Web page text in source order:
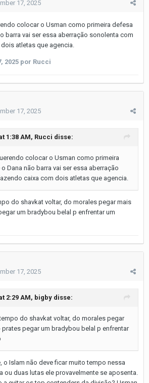
17, 2025
colocar o Usman como primeira defesa
barra vai ser essa aberração sonolenta com
atletas que agencia.
2025 por Rucci
17, 2025
1:38 AM, Rucci disse:
colocar o Usman como primeira
Dana não barra vai ser essa aberração
caixa com dois atletas que agencia.
do shavkat voltar, do morales pegar mais
um bradybou belal p enfrentar um
17, 2025
2:29 AM, bigby disse:
do shavkat voltar, do morales pegar
pegar um bradybou belal p enfrentar
o Islam não deve ficar muito tempo nessa
ou duas lutas ele provavelmente se aposenta.